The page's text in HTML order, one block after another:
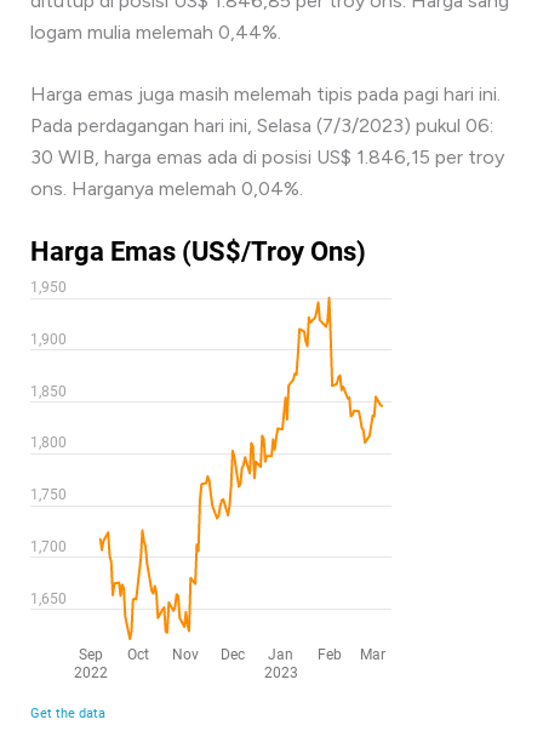
logam mulia melemah 0,44%.
Harga emas juga masih melemah tipis pada pagi hari ini.
Pada perdagangan hari ini, Selasa (7/3/2023) pukul 06:
30 WIB, harga emas ada di posisi US$ 1.846,15 per troy
ons. Harganya melemah 0,04%.